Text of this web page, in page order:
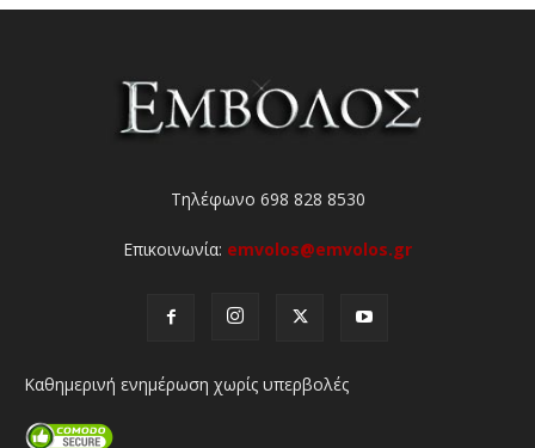
Τηλέφωνο 698 828 8530
Επικοινωνία: emvolos@emvolos.gr
Καθημερινή ενημέρωση χωρίς υπερβολές